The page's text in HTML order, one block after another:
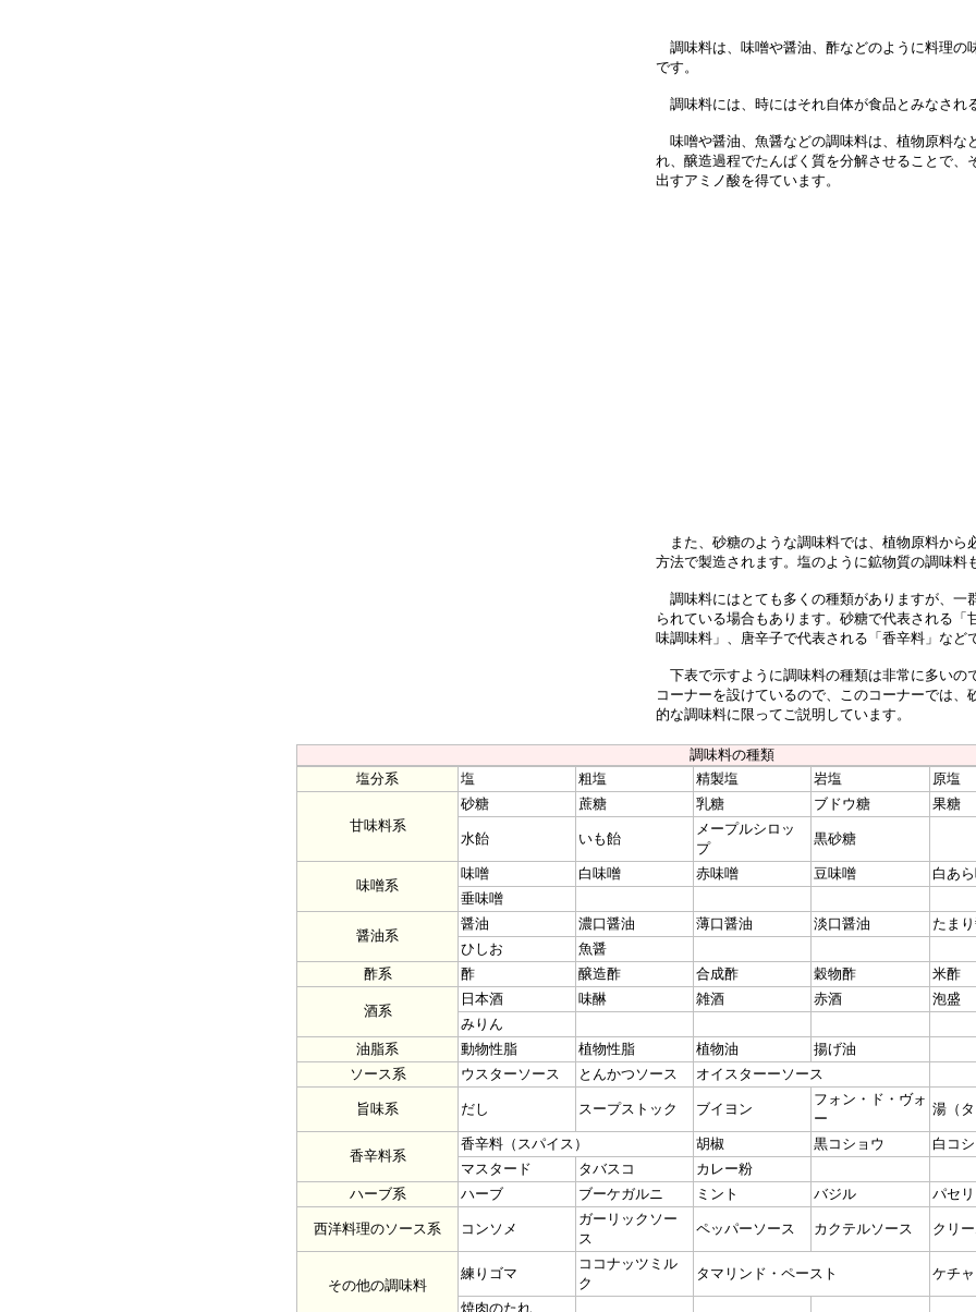
調味料は、味噌や醤油、酢などのように料理の
です。
調味料には、時にはそれ自体が食品とみなされ
味噌や醤油、魚醤などの調味料は、植物原料な
れ、醸造過程でたんぱく質を分解させることで、
出すアミノ酸を得ています。
また、砂糖のような調味料では、植物原料から
方法で製造されます。塩のように鉱物質の調味料
調味料にはとても多くの種類がありますが、一
られている場合もあります。砂糖で代表される「
味調味料」、唐辛子で代表される「香辛料」など
下表で示すように調味料の種類は非常に多いの
コーナーを設けているので、このコーナーでは、
的な調味料に限ってご説明しています。
調味料の種類
塩分系
塩 粗塩 精製塩 岩塩 原塩
甘味料系
砂糖 蔗糖 乳糖 ブドウ糖 果糖
水飴 いも飴
メープルシロッ
プ
黒砂糖
味噌系
味噌 白味噌 赤味噌 豆味噌
白あ
垂味噌
醤油系
醤油 濃口醤油 薄口醤油 淡口醤油
たま
ひしお
魚醤
酢系
酢 醸造酢 合成酢 穀物酢 米酢
酒系
日本酒 味醂 雑酒 赤酒
泡盛
みりん
油脂系
動物性脂 植物性脂 植物油
揚げ油
ソース系
ウスターソース とんかつソース オイスターーソース
旨味系 だし スープストック ブイヨン
フォン・ド・ヴォ
ー
湯（
香辛料系
香辛料（スパイス） 胡椒 黒コショウ
白コ
マスタード
タバスコ
カレー粉
ハーブ系
ハーブ ブーケガルニ ミント バジル パセリ
西洋料理のソース系 コンソメ
ガーリックソー
ス
ペッパーソース カクテルソース クリ
その他の調味料
練りゴマ
ココナッツミル
ク
タマリンド・ペースト ケチ
焼肉のたれ